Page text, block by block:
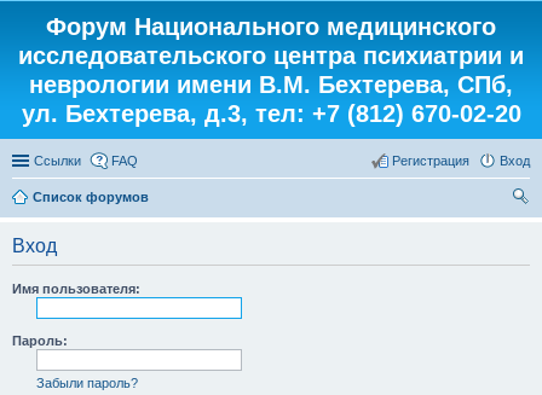
Форум Национального медицинского
исследовательского центра психиатрии и
неврологии имени В.М. Бехтерева, СПб,
ул. Бехтерева, д.3, тел: +7 (812) 670-02-20
Ссылки FAQ Вход
Регистрация
Список форумов
Вход
Имя пользователя:
Пароль:
Забыли пароль?